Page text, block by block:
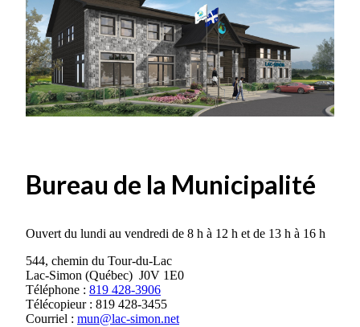
Bureau de la Municipalité
Ouvert du lundi au vendredi de 8 h à 12 h et de 13 h à 16 h
544, chemin du Tour-du-Lac
Lac-Simon (Québec) J0V 1E0
Téléphone : 819 428-3906
Télécopieur : 819 428-3455
Courriel : mun@lac-simon.net